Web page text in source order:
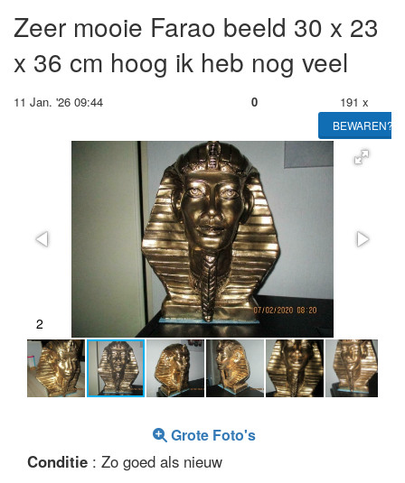
Zeer mooie Farao beeld 30 x 23
x 36 cm hoog ik heb nog veel
11 Jan. '26 09:44 0 191 x
BEWAREN?
2
Grote Foto's
Conditie : Zo goed als nieuw